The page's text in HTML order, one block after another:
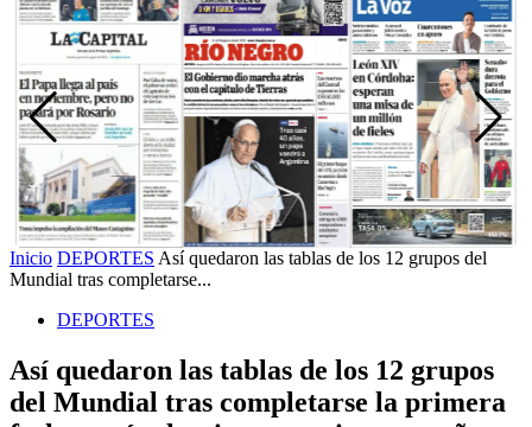
Inicio DEPORTES Así quedaron las tablas de los 12 grupos del
Mundial tras completarse...
DEPORTES
Así quedaron las tablas de los 12 grupos
del Mundial tras completarse la primera